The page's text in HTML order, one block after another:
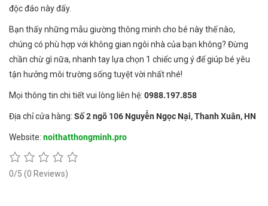
độc đáo này đấy.
Bạn thấy những mẫu giường thông minh cho bé này thế nào,
chúng có phù hợp với không gian ngôi nhà của bạn không? Đừng
chần chừ gì nữa, nhanh tay lựa chọn 1 chiếc ưng ý để giúp bé yêu
tận hưởng môi trường sống tuyệt vời nhất nhé!
Mọi thông tin chi tiết vui lòng liên hệ: 0988.197.858
Địa chỉ cửa hàng: Số 2 ngõ 106 Nguyễn Ngọc Nại, Thanh Xuân, HN
Website: noithatthongminh.pro
0/5 (0 Reviews)